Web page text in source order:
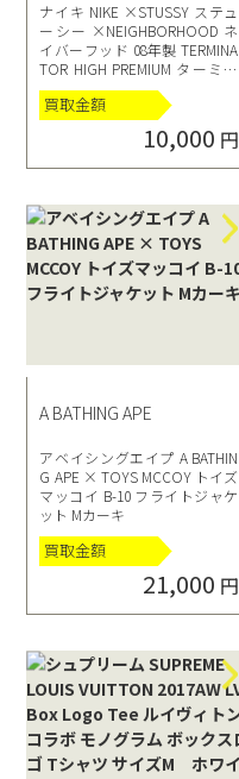
ナイキ NIKE ×STUSSY ステュ
ーシー ×NEIGHBORHOOD ネ
イバーフッド 08年製 TERMINA
TOR HIGH PREMIUM ターミネ
ーター ハイ 330341-041 28 ブル
ー ブラック
買取金額
10,000 円
A BATHING APE
アベイシングエイプ A BATHIN
G APE × TOYS MCCOY トイズ
マッコイ B-10 フライトジャケ
ット Mカーキ
買取金額
21,000 円